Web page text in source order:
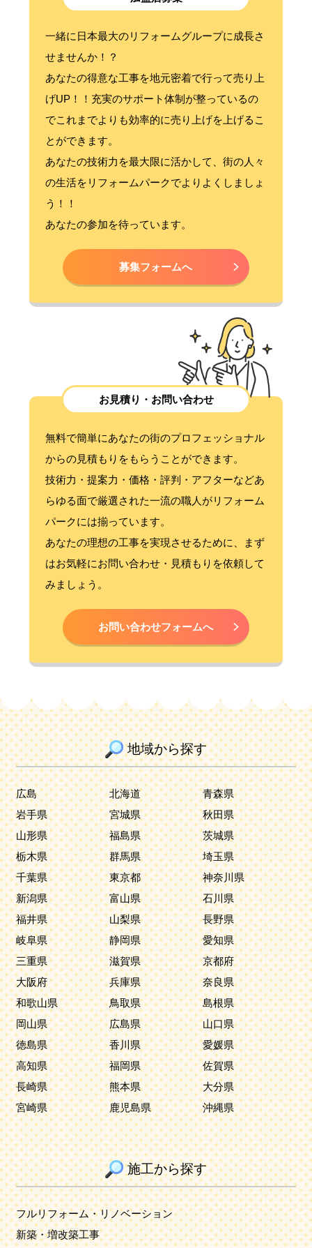
一緒に日本最大のリフォームグループに成長さ
せませんか！？
あなたの得意な工事を地元密着で行って売り上
げUP！！充実のサポート体制が整っているの
でこれまでよりも効率的に売り上げを上げるこ
とができます。
あなたの技術力を最大限に活かして、街の人々
の生活をリフォームパークでよりよくしましょ
う！！
あなたの参加を待っています。
募集フォームへ
お見積り・お問い合わせ
無料で簡単にあなたの街のプロフェッショナル
からの見積もりをもらうことができます。
技術力・提案力・価格・評判・アフターなどあ
らゆる面で厳選された一流の職人がリフォーム
パークには揃っています。
あなたの理想の工事を実現させるために、まず
はお気軽にお問い合わせ・見積もりを依頼して
みましょう。
お問い合わせフォームへ
地域から探す
広島 北海道
青森県
岩手県
宮城県
秋田県
山形県
福島県
茨城県
栃木県
群馬県
埼玉県
千葉県
東京都
神奈川県
新潟県
富山県
石川県
福井県
山梨県
長野県
岐阜県
静岡県
愛知県
三重県
滋賀県
京都府
大阪府
兵庫県
奈良県
和歌山県
鳥取県
島根県
岡山県
広島県
山口県
徳島県
香川県
愛媛県
高知県
福岡県
佐賀県
長崎県
熊本県
大分県
宮崎県
鹿児島県 沖縄県
施工から探す
フルリフォーム・リノベーション
新築・増改築工事